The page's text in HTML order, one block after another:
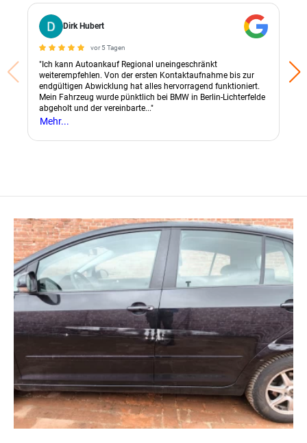
Dirk Hubert
vor 5 Tagen
"Ich kann Autoankauf Regional uneingeschränkt
weiterempfehlen. Von der ersten Kontaktaufnahme bis zur
endgültigen Abwicklung hat alles hervorragend funktioniert.
Mein Fahrzeug wurde pünktlich bei BMW in Berlin-Lichterfelde
abgeholt und der vereinbarte..."
Mehr...